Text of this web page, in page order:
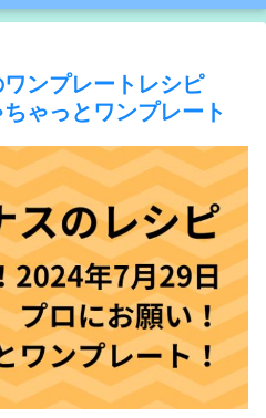
ンプレートレシピ
ゃっとワンプレート